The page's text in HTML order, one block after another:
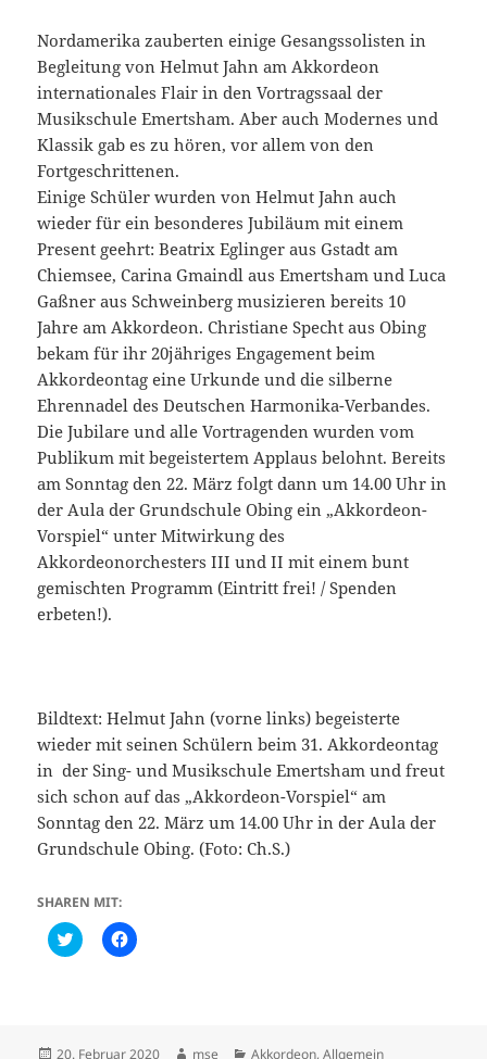
Nordamerika zauberten einige Gesangssolisten in
Begleitung von Helmut Jahn am Akkordeon
internationales Flair in den Vortragssaal der
Musikschule Emertsham. Aber auch Modernes und
Klassik gab es zu hören, vor allem von den
Fortgeschrittenen.
Einige Schüler wurden von Helmut Jahn auch
wieder für ein besonderes Jubiläum mit einem
Present geehrt: Beatrix Eglinger aus Gstadt am
Chiemsee, Carina Gmaindl aus Emertsham und Luca
Gaßner aus Schweinberg musizieren bereits 10
Jahre am Akkordeon. Christiane Specht aus Obing
bekam für ihr 20jähriges Engagement beim
Akkordeontag eine Urkunde und die silberne
Ehrennadel des Deutschen Harmonika-Verbandes.
Die Jubilare und alle Vortragenden wurden vom
Publikum mit begeistertem Applaus belohnt. Bereits
am Sonntag den 22. März folgt dann um 14.00 Uhr in
der Aula der Grundschule Obing ein „Akkordeon-
Vorspiel“ unter Mitwirkung des
Akkordeonorchesters III und II mit einem bunt
gemischten Programm (Eintritt frei! / Spenden
erbeten!).
Bildtext: Helmut Jahn (vorne links) begeisterte
wieder mit seinen Schülern beim 31. Akkordeontag
in der Sing- und Musikschule Emertsham und freut
sich schon auf das „Akkordeon-Vorspiel“ am
Sonntag den 22. März um 14.00 Uhr in der Aula der
Grundschule Obing. (Foto: Ch.S.)
SHAREN MIT:
C
l
h
K
l
a
Veröffentlicht
20. Februar 2020 Autor
mse Kategorien
Akkordeon,Allgemein